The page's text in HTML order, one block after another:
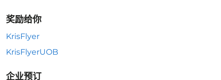
奖励给你
KrisFlyer
KrisFlyerUOB
企业预订